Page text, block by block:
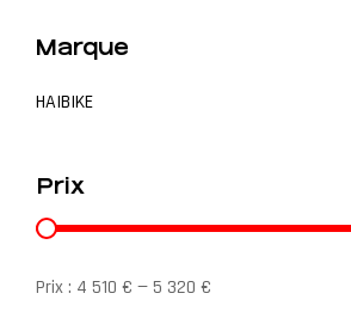
Marque
HAIBIKE
Prix
Prix : 4 510 € —5 320 €